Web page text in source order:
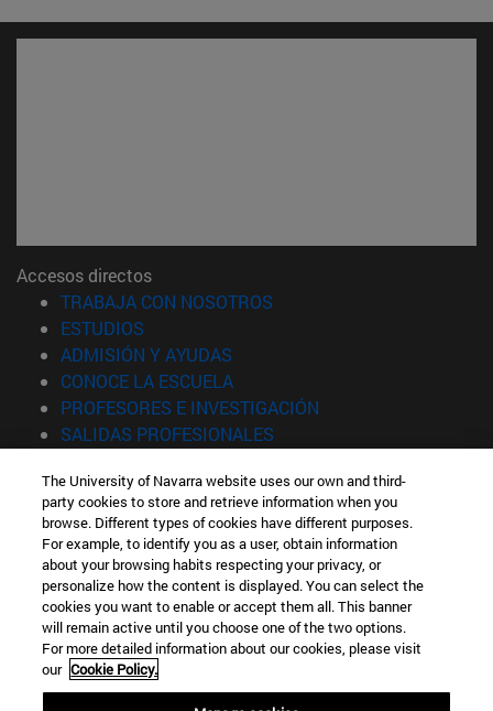
Accesos directos
TRABAJA CON NOSOTROS
ESTUDIOS
ADMISIÓN Y AYUDAS
CONOCE LA ESCUELA(abre en nueva ventana)
PROFESORES E INVESTIGACIÓN
SALIDAS PROFESIONALES
Información
TFNO +34 943 21 98 77
¿QUÉ GRADO TE INTERESA?
¿QUÉ MÁSTER TE INTERESA?
© Universidad de Navarra
Información legal
Accesibilidad
The University of Navarra website uses our own and third-
party cookies to store and retrieve information when you
browse. Different types of cookies have different purposes.
For example, to identify you as a user, obtain information
about your browsing habits respecting your privacy, or
personalize how the content is displayed. You can select the
cookies you want to enable or accept them all. This banner
will remain active until you choose one of the two options.
For more detailed information about our cookies, please visit
our Cookie Policy.